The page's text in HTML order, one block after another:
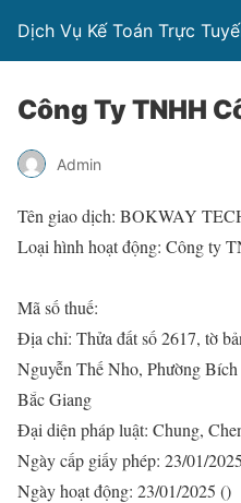
Dịch Vụ Kế Toán Trực
Công Ty TNHH
Admin
Tên giao dịch: BOKWAY
Loại hình hoạt động: Công ty
Mã số thuế:
Địa chỉ: Thửa đất số 2617, tờ
Nguyễn Thế Nho, Phường
Bắc Giang
Đại diện pháp luật: Chung,
Ngày cấp giấy phép: 23/01/2025
Ngày hoạt động: 23/01/2025 ()